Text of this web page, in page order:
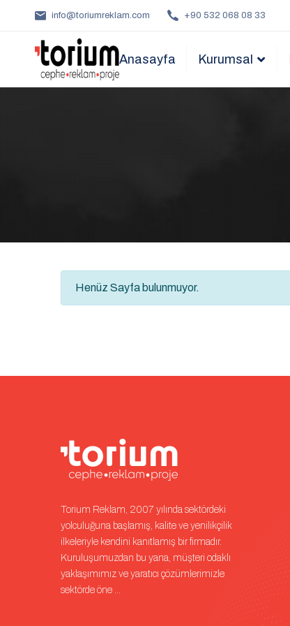
info@toriumreklam.com +90 532 068 08 33
Anasayfa Kurumsal
Henüz Sayfa bulunmuyor.
Torium Reklam, 2007 yılında sektördeki
yolculuğuna başlamış, kalite ve yenilikçilik
ilkeleriyle kendini kanıtlamış bir firmadır.
Kuruluşumuzdan bu yana, müşteri odaklı
yaklaşımımız ve yaratıcı çözümlerimizle
sektörde öne ...